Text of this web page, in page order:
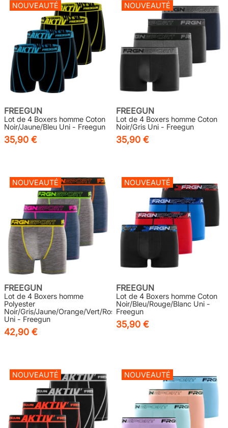
NOUVEAUTÉ
FREEGUN
Lot de 4 Boxers homme Coton
Noir/Jaune/Bleu Uni - Freegun
35,90 €
NOUVEAUTÉ
FREEGUN
Lot de 4 Boxers homme Coton
Noir/Gris Uni - Freegun
35,90 €
NOUVEAUTÉ
FREEGUN
Lot de 4 Boxers homme
Polyester
Noir/Gris/Jaune/Orange/Vert/Rose
Uni - Freegun
42,90 €
NOUVEAUTÉ
FREEGUN
Lot de 4 Boxers homme Coton
Noir/Bleu/Rouge/Blanc Uni -
Freegun
35,90 €
NOUVEAUTÉ NOUVEAUTÉ